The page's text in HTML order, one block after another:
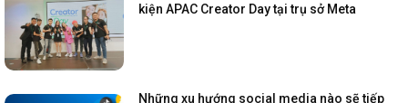
kiện APAC Creator Day tại trụ sở Meta
Những xu hướng social media nào sẽ tiếp